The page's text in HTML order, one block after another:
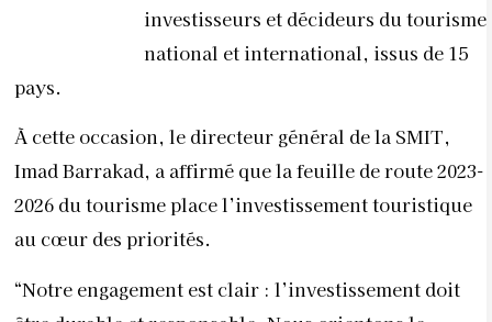
investisseurs et décideurs du tourisme
national et international, issus de 15
pays.
À cette occasion, le directeur général de la SMIT,
Imad Barrakad, a affirmé que la feuille de route 2023-
2026 du tourisme place l’investissement touristique
au cœur des priorités.
“Notre engagement est clair : l’investissement doit